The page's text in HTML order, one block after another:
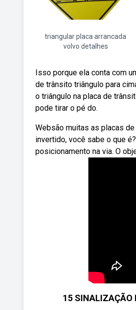
triangular placa arrancada
volvo detalhes
Isso porque ela conta com
de trânsito triângulo para
o triângulo na placa de
pode tirar o pé do.
Websão muitas as placas
invertido, você sabe o que
posicionamento na via. O
15